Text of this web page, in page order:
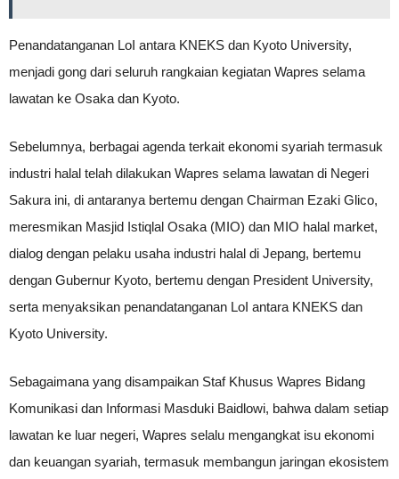
Penandatanganan LoI antara KNEKS dan Kyoto University,
menjadi gong dari seluruh rangkaian kegiatan Wapres selama
lawatan ke Osaka dan Kyoto.
Sebelumnya, berbagai agenda terkait ekonomi syariah termasuk
industri halal telah dilakukan Wapres selama lawatan di Negeri
Sakura ini, di antaranya bertemu dengan Chairman Ezaki Glico,
meresmikan Masjid Istiqlal Osaka (MIO) dan MIO halal market,
dialog dengan pelaku usaha industri halal di Jepang, bertemu
dengan Gubernur Kyoto, bertemu dengan President University,
serta menyaksikan penandatanganan LoI antara KNEKS dan
Kyoto University.
Sebagaimana yang disampaikan Staf Khusus Wapres Bidang
Komunikasi dan Informasi Masduki Baidlowi, bahwa dalam setiap
lawatan ke luar negeri, Wapres selalu mengangkat isu ekonomi
dan keuangan syariah, termasuk membangun jaringan ekosistem